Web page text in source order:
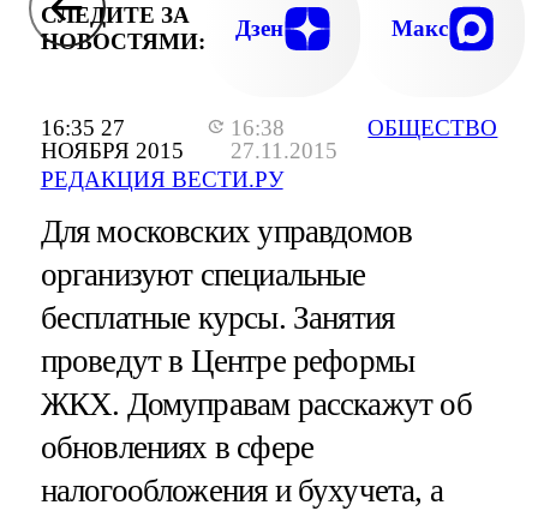
16:35 27
НОЯБРЯ 2015
16:38
27.11.2015
РЕДАКЦИЯ ВЕСТИ.РУ
ОБЩЕСТВО
СЛЕДИТЕ ЗА
НОВОСТЯМИ:
Дзен Макс
Для московских управдомов
организуют специальные
бесплатные курсы. Занятия
проведут в Центре реформы
ЖКХ. Домуправам расскажут об
обновлениях в сфере
налогообложения и бухучета, а